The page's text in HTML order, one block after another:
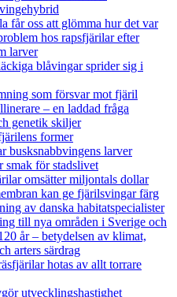
får oss att glömma hur det var
hos rapsfjärilar efter
larver
blåvingar sprider sig i
som försvar mot fjäril
– en laddad fråga
genetik skiljer
former
busksnabbvingens larver
smak för stadslivet
omsätter miljontals dollar
kan ge fjärilsvingar färg
av danska habitatspecialister
till nya områden i Sverige och
år– betydelsen av klimat,
arters särdrag
hotas av allt torrare
utvecklingshastighet